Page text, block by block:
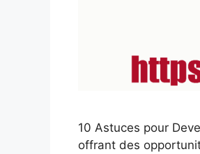
10 Astuces pour
offrant des